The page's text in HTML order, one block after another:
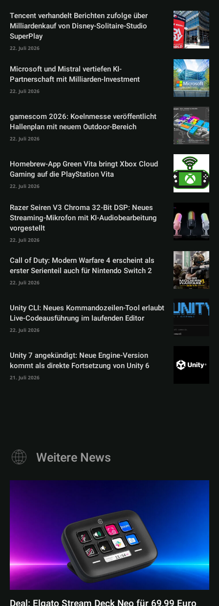
Tencent verhandelt Berichten zufolge über
Milliardenkauf von Disney-Solitaire-Studio
SuperPlay
22. Juli 2026
Microsoft und Mistral vertiefen KI-
Partnerschaft mit Milliarden-Investment
22. Juli 2026
gamescom 2026: Koelnmesse veröffentlicht
Hallenplan mit neuem Outdoor-Bereich
22. Juli 2026
Homebrew-App Green Vita bringt Xbox Cloud
Gaming auf die PlayStation Vita
22. Juli 2026
Razer Seiren V3 Chroma 32-Bit DSP: Neues
Streaming-Mikrofon mit KI-Audiobearbeitung
vorgestellt
22. Juli 2026
Call of Duty: Modern Warfare 4 erscheint als
erster Serienteil auch für Nintendo Switch 2
22. Juli 2026
Unity CLI: Neues Kommandozeilen-Tool erlaubt
Live-Codeausführung im laufenden Editor
22. Juli 2026
Unity 7 angekündigt: Neue Engine-Version
kommt als direkte Fortsetzung von Unity 6
21. Juli 2026
Weitere News